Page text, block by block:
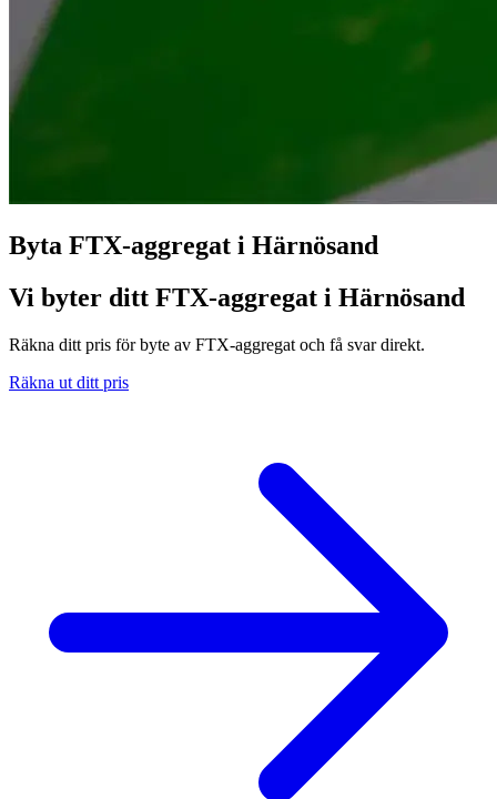
Byta FTX-aggregat i Härnösand
Vi byter ditt FTX-aggregat i Härnösand
Räkna ditt pris för byte av FTX-aggregat och få svar direkt.
Räkna ut ditt pris